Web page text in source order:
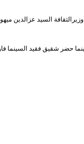
السيد عزالدين
بينما حضر شقيق فقيد السينما